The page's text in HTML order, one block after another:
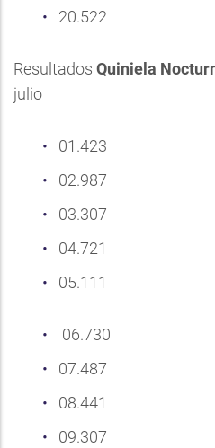
20.522
Resultados Quiniela
julio
01.423
02.987
03.307
04.721
05.111
06.730
07.487
08.441
09.307